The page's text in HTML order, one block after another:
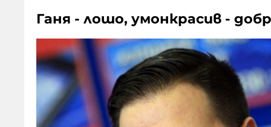
Ганя - лошо, умонкрасив -